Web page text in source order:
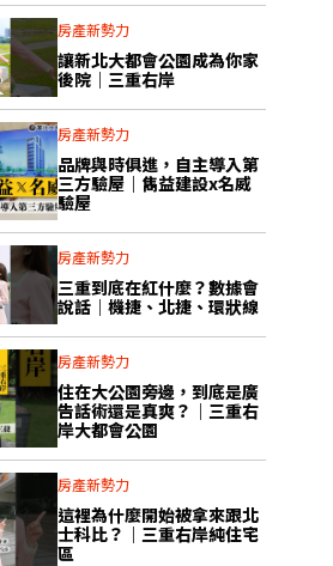
房產新勢力
讓新北大都會公園成為你家
後院｜三重右岸
房產新勢力
品牌與時俱進，自主導入第
三方驗屋｜雋益建設x名威
驗屋
房產新勢力
三重到底在紅什麼？數據會
說話｜機捷、北捷、環狀線
房產新勢力
住在大公園旁邊，到底是廣
告話術還是真爽？｜三重右
岸大都會公園
房產新勢力
這裡為什麼開始被拿來跟北
士科比？｜三重右岸純住宅
區